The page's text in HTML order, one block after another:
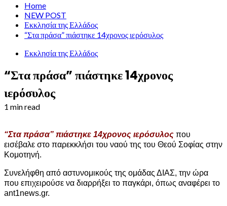
Home
NEW POST
Εκκλησία της Ελλάδος
“Στα πράσα” πιάστηκε 14χρονος ιερόσυλος
Εκκλησία της Ελλάδος
“Στα πράσα” πιάστηκε 14χρονος
ιερόσυλος
1 min read
“Στα πράσα” πιάστηκε 14χρονος ιερόσυλος που
εισέβαλε στο παρεκκλήσι του ναού της του Θεού Σοφίας στην
Κομοτηνή.
Συνελήφθη από αστυνομικούς της ομάδας ΔΙΑΣ, την ώρα
που επιχειρούσε να διαρρήξει το παγκάρι, όπως αναφέρει το
ant1news.gr.